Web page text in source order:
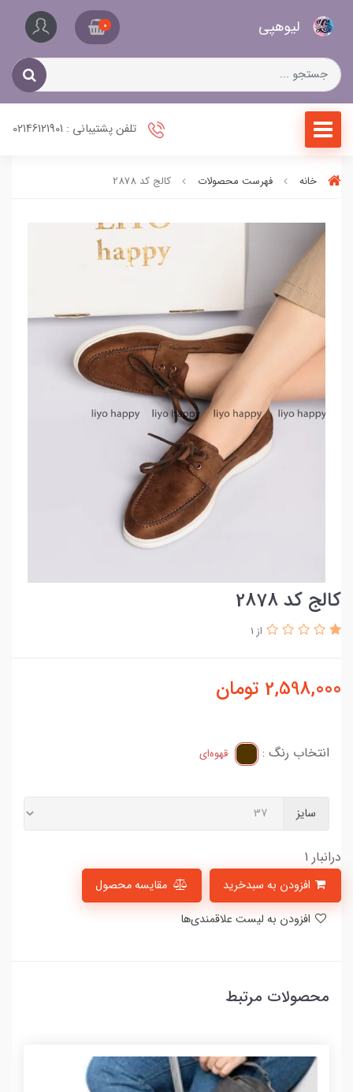
لیو‌هپی 0
تلفن پشتیبانی : 02146121901
خانه فهرست محصولات کالج کد 2878
کالج کد 2878
از 1
2,598,000 تومان
انتخاب رنگ : قهوه‌ای
سایز
درانبار 1
مقایسه محصول
محصولات مرتبط